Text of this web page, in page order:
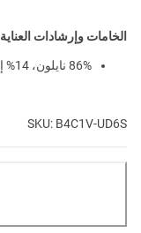
الخامات وإرشادات العناية
86% نايلون، 14% إيلاستان
SKU: B4C1V-UD6S